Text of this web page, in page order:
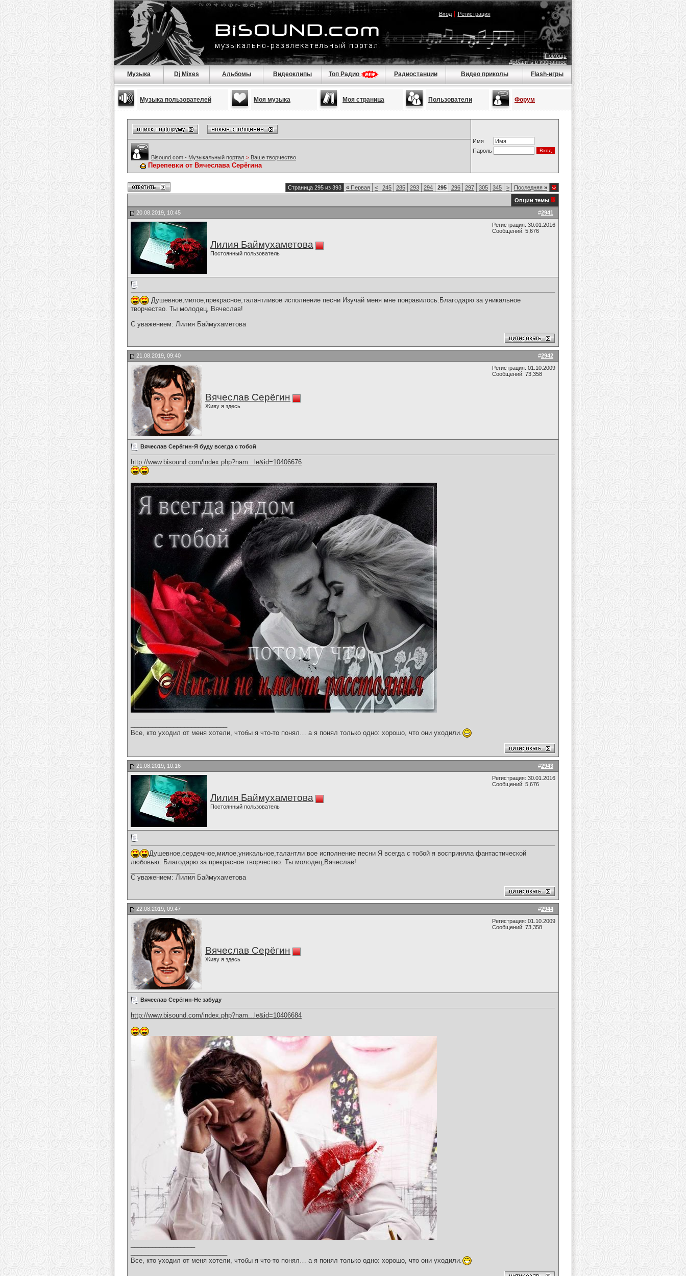
Вход| Регистрация
Помощь
Добавить в избранное
Музыка Dj Mixes Альбомы Видеоклипы Топ Радио Радиостанции Видео приколы Flash-игры
Музыка пользователей Моя музыка Моя страница Пользователи Форум
Имя
Пароль
Bisound.com - Музыкальный портал > Ваше творчество
Перепевки от Вячеслава Серёгина
Страница 295 из 393 « Первая < 245 285 293 294 295 296 297 305 345 > Последняя »
Опции темы
#2941
20.08.2019, 10:45
Лилия Баймухаметова
Постоянный пользователь
Регистрация: 30.01.2016
Сообщений: 5,676
Душевное,милое,прекрасное,талантливое исполнение песни Изучай меня мне понравилось.Благодарю за уникальное
творчество. Ты молодец, Вячеслав!
С уважением: Лилия Баймухаметова
#2942
21.08.2019, 09:40
Вячеслав Серёгин
Живу я здесь
Регистрация: 01.10.2009
Сообщений: 73,358
Вячеслав Серёгин-Я буду всегда с тобой
http://www.bisound.com/index.php?nam...le&id=10406676
Все, кто уходил от меня хотели, чтобы я что-то понял… а я понял только одно: хорошо, что они уходили.
#2943
21.08.2019, 10:16
Лилия Баймухаметова
Постоянный пользователь
Регистрация: 30.01.2016
Сообщений: 5,676
Душевное,сердечное,милое,уникальное,талантли вое исполнение песни Я всегда с тобой я восприняла фантастической
любовью. Благодарю за прекрасное творчество. Ты молодец,Вячеслав!
С уважением: Лилия Баймухаметова
#2944
22.08.2019, 09:47
Вячеслав Серёгин
Живу я здесь
Регистрация: 01.10.2009
Сообщений: 73,358
Вячеслав Серёгин-Не забуду
http://www.bisound.com/index.php?nam...le&id=10406684
Все, кто уходил от меня хотели, чтобы я что-то понял… а я понял только одно: хорошо, что они уходили.